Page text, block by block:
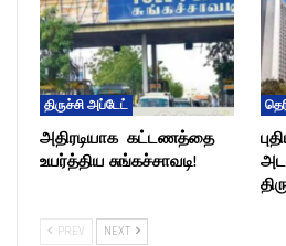
திருச்சி அப்டேட்
அதிரடியாக கட்டணத்தை
உயர்த்திய சுங்கச்சாவடி!
PREV NEXT